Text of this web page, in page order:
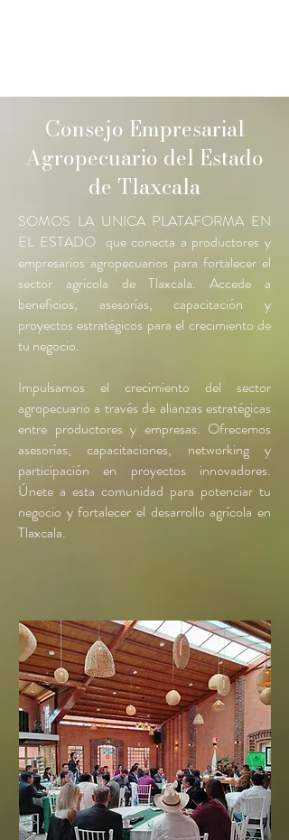
Consejo Empresarial
Agropecuario del Estado
de Tlaxcala
SOMOS LA UNICA PLATAFORMA EN
EL ESTADO que conecta a productores y
empresarios agropecuarios para fortalecer el
sector agrícola de Tlaxcala. Accede a
beneficios, asesorías, capacitación y
proyectos estratégicos para el crecimiento de
tu negocio.
Impulsamos el crecimiento del sector
agropecuario a través de alianzas estratégicas
entre productores y empresas. Ofrecemos
asesorías, capacitaciones, networking y
participación en proyectos innovadores.
Únete a esta comunidad para potenciar tu
negocio y fortalecer el desarrollo agrícola en
Tlaxcala.